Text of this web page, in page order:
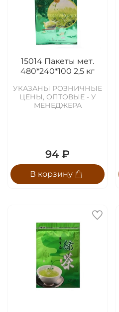
15014 Пакеты мет.
480*240*100 2,5 кг
УКАЗАНЫ РОЗНИЧНЫЕ
ЦЕНЫ, ОПТОВЫЕ - У
МЕНЕДЖЕРА
94 ₽
В корзину